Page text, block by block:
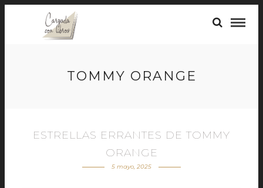
TOMMY ORANGE
ESTRELLAS ERRANTES DE TOMMY
ORANGE
5 mayo, 2025